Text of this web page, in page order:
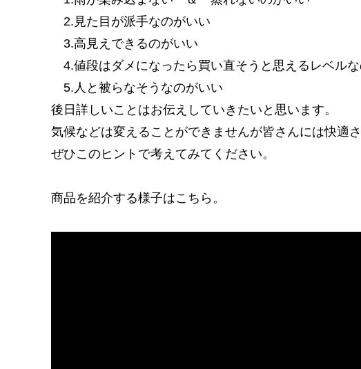
2.見た目が派手なのがいい
3.高見えできるのがいい
4.値段はダメになったら買い直そうと思えるレベル
5.人と被らなそうなのがいい
後日詳しいことはお伝えしていきたいと思います。
気候などは変えることができませんが皆さんには快適
ぜひこのヒントで考えてみてください。
商品を紹介する様子はこちら。